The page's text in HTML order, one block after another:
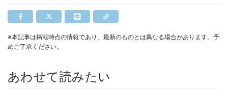
※本記事は掲載時点の情報であり、最新のものとは異なる場合があります。予
めご了承ください。
あわせて読みたい